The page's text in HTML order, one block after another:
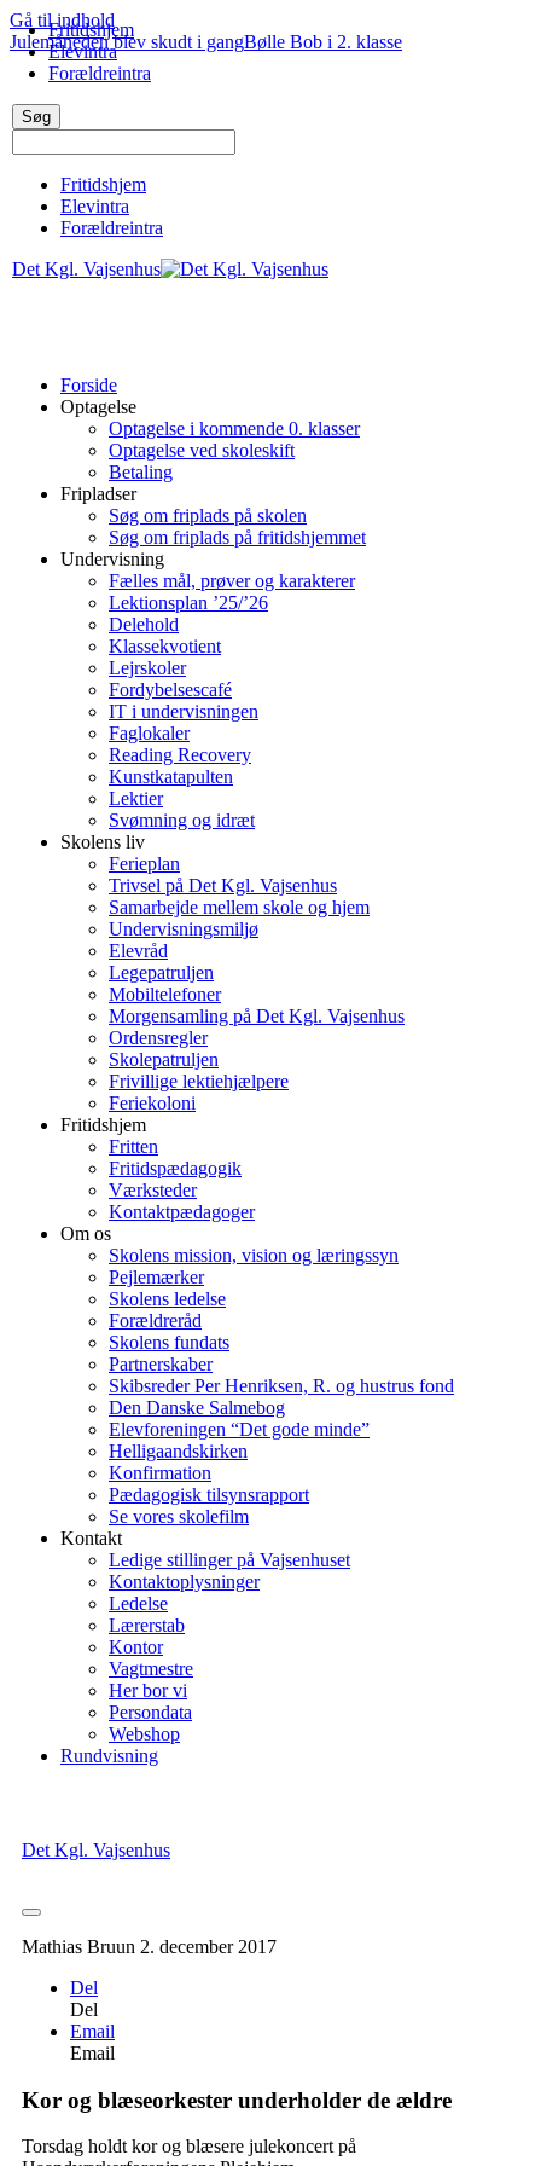
Gå til indhold
Julemåneden blev skudt i gangBølle Bob i 2. klasse
Det Kgl. Vajsenhus
Mathias Bruun 2. december 2017
Del
Del
Email
Email
Kor og blæseorkester underholder de ældre
Torsdag holdt kor og blæsere julekoncert på
Fritidshjem
Elevintra
Forældreintra
Det Kgl. Vajsenhus
Forside
Optagelse
Optagelse i kommende 0. klasser
Optagelse ved skoleskift
Betaling
Fripladser
Søg om friplads på skolen
Søg om friplads på fritidshjemmet
Undervisning
Fælles mål, prøver og karakterer
Lektionsplan ’25/’26
Delehold
Klassekvotient
Lejrskoler
Fordybelsescafé
IT i undervisningen
Faglokaler
Reading Recovery
Kunstkatapulten
Lektier
Svømning og idræt
Skolens liv
Ferieplan
Trivsel på Det Kgl. Vajsenhus
Samarbejde mellem skole og hjem
Undervisningsmiljø
Elevråd
Legepatruljen
Mobiltelefoner
Morgensamling på Det Kgl. Vajsenhus
Ordensregler
Skolepatruljen
Frivillige lektiehjælpere
Feriekoloni
Fritidshjem
Fritten
Fritidspædagogik
Værksteder
Kontaktpædagoger
Om os
Skolens mission, vision og læringssyn
Pejlemærker
Skolens ledelse
Forældreråd
Skolens fundats
Partnerskaber
Skibsreder Per Henriksen, R. og hustrus fond
Den Danske Salmebog
Elevforeningen “Det gode minde”
Helligaandskirken
Konfirmation
Pædagogisk tilsynsrapport
Se vores skolefilm
Kontakt
Ledige stillinger på Vajsenhuset
Kontaktoplysninger
Ledelse
Lærerstab
Kontor
Vagtmestre
Her bor vi
Persondata
Webshop
Rundvisning
Fritidshjem
Elevintra
Forældreintra